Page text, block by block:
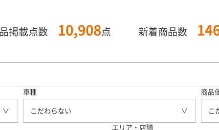
掲載点数 10,908点 新着商品数
車種
こだわらない
商品
こ
エリア・店舗